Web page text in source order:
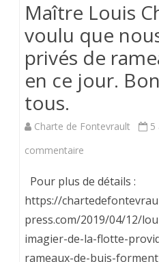
diocèse
et
Maître Louis
voulu que
privés de
en ce jour.
tous.
Charte de Fontevrault 5
commentaire
Louis
Chiren
n’a
Pour plus de détails :
https://
press.com/2019/04/12/
imagier-de-la-flotte-
rameaux-de-buis-